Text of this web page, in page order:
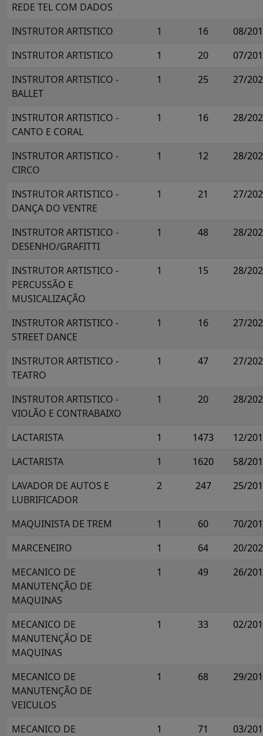
REDE TEL COM DADOS
INSTRUTOR ARTISTICO 1 16
08/
INSTRUTOR ARTISTICO
1 20
07/
INSTRUTOR ARTISTICO -
BALLET
1 25 27/
INSTRUTOR ARTISTICO -
CANTO E CORAL
1 16 28/
INSTRUTOR ARTISTICO -
CIRCO
1 12 28/
INSTRUTOR ARTISTICO -
DANÇA DO VENTRE
1 21 27/
INSTRUTOR ARTISTICO -
DESENHO/GRAFITTI
1 48 28/
INSTRUTOR ARTISTICO -
PERCUSSÃO E
MUSICALIZAÇÃO
1 15 28/
INSTRUTOR ARTISTICO -
STREET DANCE
1 16 27/
INSTRUTOR ARTISTICO -
TEATRO
1 47 27/
INSTRUTOR ARTISTICO -
VIOLÃO E CONTRABAIXO
1 20 28/
LACTARISTA 1 1473
12/
LACTARISTA
1 1620
58/
LAVADOR DE AUTOS E
LUBRIFICADOR
2 247 25/
MAQUINISTA DE TREM 1 60
70/
MARCENEIRO
1 64
20/
MECANICO DE
MANUTENÇÃO DE
MAQUINAS
1 49 26/
MECANICO DE
MANUTENÇÃO DE
MAQUINAS
1 33 02/
MECANICO DE
MANUTENÇÃO DE
VEICULOS
1 68 29/
MECANICO DE
1 71 03/